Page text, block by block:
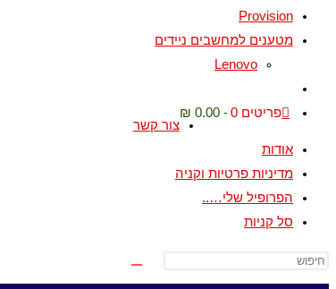
Provision
מטענים למחשבים ניידים
Lenovo
פריטים 0
0.00 ₪
צור קשר
אודות
מדיניות פרטיות וקניה
הפרופיל שלי…..
סל קניות